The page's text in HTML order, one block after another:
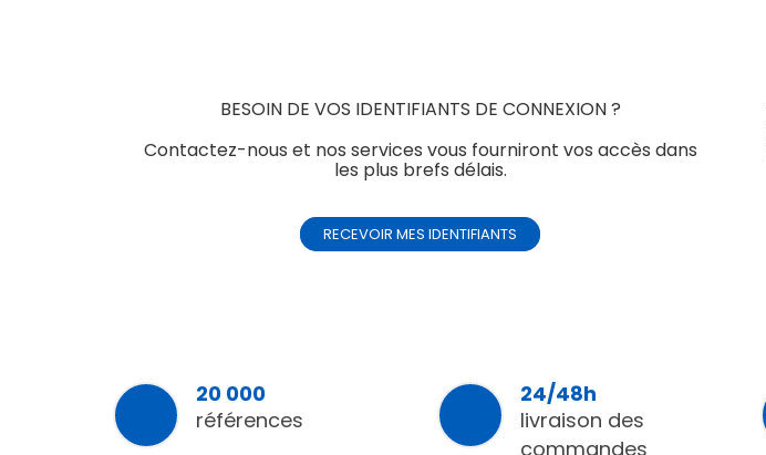
BESOIN DE VOS IDENTIFIANTS DE CONNEXION ?
Contactez-nous et nos services vous fourniront vos accès dans
les plus brefs délais.
RECEVOIR MES IDENTIFIANTS
20 000
références
24/48h
livraison des
commandes